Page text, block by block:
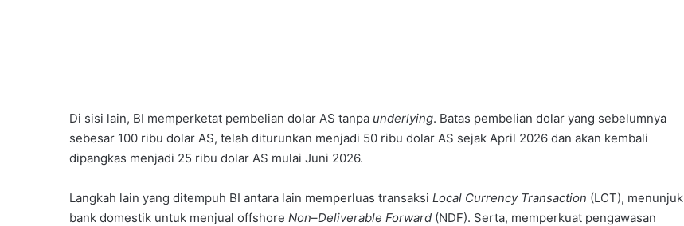
Di sisi lain, BI memperketat pembelian dolar AS tanpa underlying. Batas pembelian dolar yang sebelumnya
sebesar 100 ribu dolar AS, telah diturunkan menjadi 50 ribu dolar AS sejak April 2026 dan akan kembali
dipangkas menjadi 25 ribu dolar AS mulai Juni 2026.
Langkah lain yang ditempuh BI antara lain memperluas transaksi Local Currency Transaction (LCT), menunjuk
bank domestik untuk menjual offshore Non–Deliverable Forward (NDF). Serta, memperkuat pengawasan